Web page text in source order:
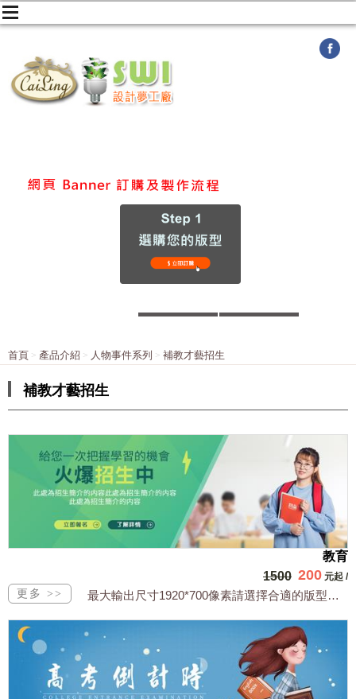
首頁 產品介紹 人物事件系列 補教才藝招生
補教才藝招生
教育
1500 200 元起 /
最大輸出尺寸1920*700像素請選擇合適的版型，文字或相關商品圖須由買方提供文...